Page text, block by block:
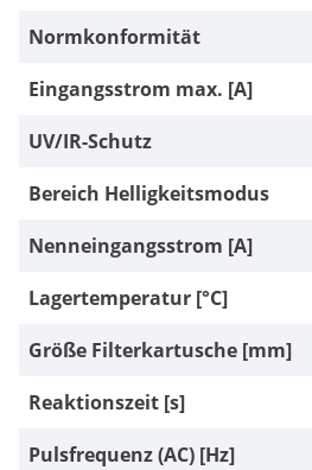
Normkonformität
Eingangsstrom max. [A]
UV/IR-Schutz
Bereich Helligkeitsmodus
Nenneingangsstrom [A]
Lagertemperatur [°C]
Größe Filterkartusche [mm]
Reaktionszeit [s]
Pulsfrequenz (AC) [Hz]